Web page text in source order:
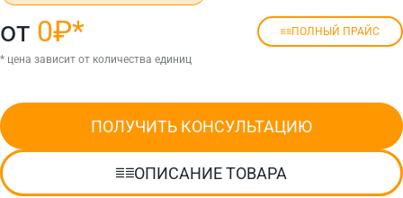
от 0₽* ПОЛНЫЙ ПРАЙС
* цена зависит от количества единиц
ПОЛУЧИТЬ КОНСУЛЬТАЦИЮ
ОПИСАНИЕ ТОВАРА